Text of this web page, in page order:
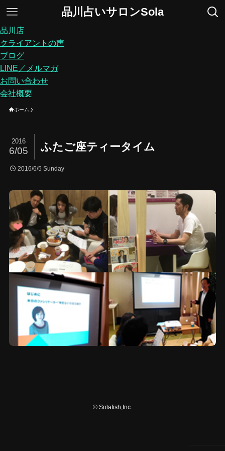
品川占いサロンSola
品川店
クライアントの声
ブログ
LINE／メルマガ
お問い合わせ
会社概要
ホーム
ふたご座ティータイム
2016
6/05
2016/6/5 Sunday
© Solafish,Inc.